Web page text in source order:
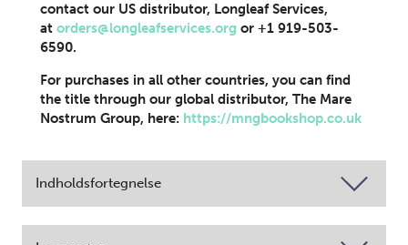
contact our US distributor, Longleaf Services,
at orders@longleafservices.org or +1 919-503-
6590.
For purchases in all other countries, you can find
the title through our global distributor, The Mare
Nostrum Group, here: https://mngbookshop.co.uk
Indholdsfortegnelse